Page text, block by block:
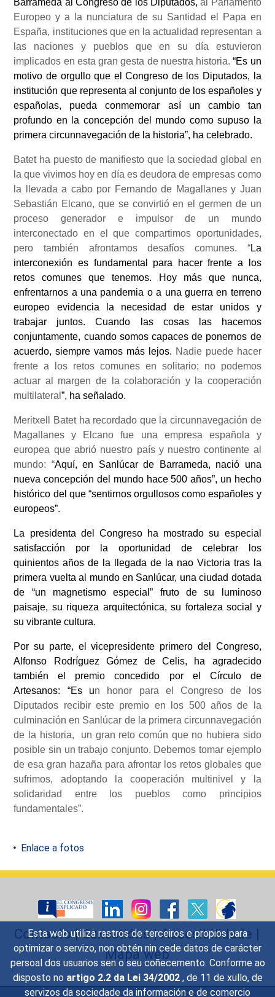
Esta web utiliza rastros de terceiros e propios para
optimizar o servizo, non obtén nin cede datos de carácter
persoal dos usuarios sen o seu coñecemento. Conforme ao
disposto no artigo 2.2 da Lei 34/2002 , de 11 de xullo, de
servizos da sociedade da información e de comercio
Barrameda al Congreso de los Diputados,al Parlamento
Europeo y a la nunciatura de su Santidad el Papa en
España, instituciones que en la actualidad representan a
las naciones y pueblos que en su día estuvieron
implicados en esta gran gesta de nuestra historia.“Es un
motivo de orgullo que el Congreso de los Diputados, la
institución que representa al conjunto de los españoles y
españolas, pueda conmemorar así un cambio tan
profundo en la concepción del mundo como supuso la
primera circunnavegación de la historia”, ha celebrado.
Batet ha puesto de manifiesto que la sociedad global en
la que vivimos hoy en día es deudora de empresas como
la llevada a cabo por Fernando de Magallanes y Juan
Sebastián Elcano, que se convirtió en el germen de un
proceso generador e impulsor de un mundo
interconectado en el que compartimos oportunidades,
pero también afrontamos desafíos comunes. “La
interconexión es fundamental para hacer frente a los
retos comunes que tenemos. Hoy más que nunca,
enfrentarnos a una pandemia o a una guerra en terreno
europeo evidencia la necesidad de estar unidos y
trabajar juntos. Cuando las cosas las hacemos
conjuntamente, cuando somos capaces de ponernos de
acuerdo, siempre vamos más lejos. Nadie puede hacer
frente a los retos comunes en solitario; no podemos
actuar al margen de la colaboración y la cooperación
multilateral”, ha señalado.
Meritxell Batet ha recordado que la circunnavegación de
Magallanes y Elcano fue una empresa española y
europea que abrió nuestro país y nuestro continente al
mundo: “Aquí, en Sanlúcar de Barrameda, nació una
nueva concepción del mundo hace 500 años”, un hecho
histórico del que “sentirnos orgullosos como españoles y
europeos”.
La presidenta del Congreso ha mostrado su especial
satisfacción por la oportunidad de celebrar los
quinientos años de la llegada de la nao Victoria tras la
primera vuelta al mundo en Sanlúcar, una ciudad dotada
de “un magnetismo especial” fruto de su luminoso
paisaje, su riqueza arquitectónica, su fortaleza social y
su vibrante cultura.
Por su parte, el vicepresidente primero del Congreso,
Alfonso Rodríguez Gómez de Celis, ha agradecido
también el premio concedido por el Círculo de
Artesanos: “Es un honor para el Congreso de los
Diputados recibir este premio en los 500 años de la
culminación en Sanlúcar de la primera circunnavegación
de la historia, un gran reto común que no hubiera sido
posible sin un trabajo conjunto. Debemos tomar ejemplo
de esa gran hazaña para afrontar los retos globales que
sufrimos, adoptando la cooperación multinivel y la
solidaridad entre los pueblos como principios
fundamentales”.
Enlace a fotos
Contacto|Suxestións|Accesibilidade |
Mapa web